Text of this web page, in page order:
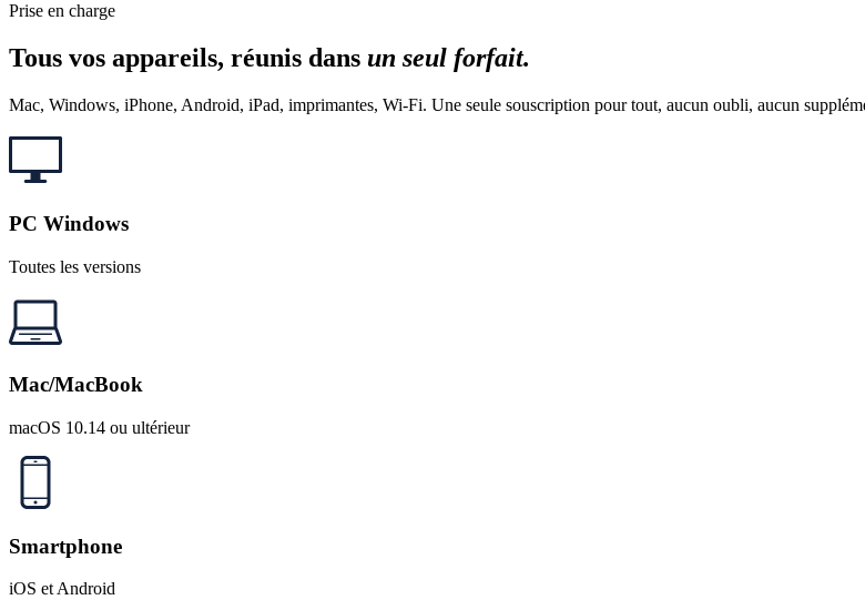
Prise en charge
Tous vos appareils, réunis dans un seul forfait.
Mac, Windows, iPhone, Android, iPad, imprimantes, Wi‑Fi. Une seule souscription pour tout, aucun oubli, aucun
PC Windows
Toutes les versions
Mac/MacBook
macOS 10.14 ou ultérieur
Smartphone
iOS et Android